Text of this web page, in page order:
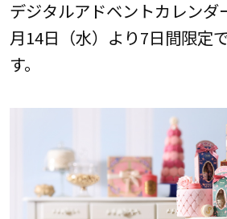
デジタルアドベントカレンダ
月14日（水）より7日間限定
す。